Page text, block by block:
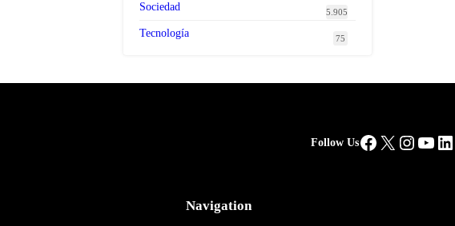
Sociedad 5.905
Tecnología 75
Follow UsFacebook
X
Navigation